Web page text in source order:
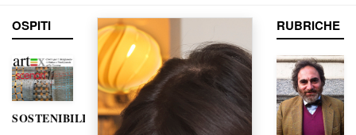
OSPITI
SOSTENIBILITÀ
RUBRICHE